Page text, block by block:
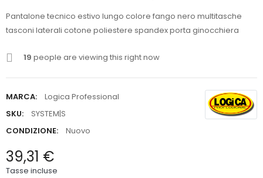
Pantalone tecnico estivo lungo colore fango nero multitasche
tasconi laterali cotone poliestere spandex porta ginocchiera
19 people are viewing this right now
MARCA:
Logica Professional
SKU:
SYSTEM|S
CONDIZIONE:
Nuovo
39,31 €
Tasse incluse